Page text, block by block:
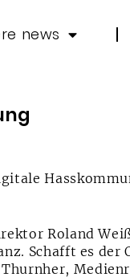
news
Roland
Schafft es der